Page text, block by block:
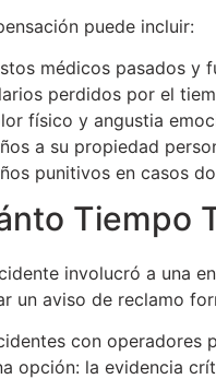
puede incluir:
médicos pasados y
perdidos por el
físico y angustia
a su propiedad
punitivos en casos
Tiempo
involucró a una
un aviso de reclamo
con operadores
opción: la evidencia